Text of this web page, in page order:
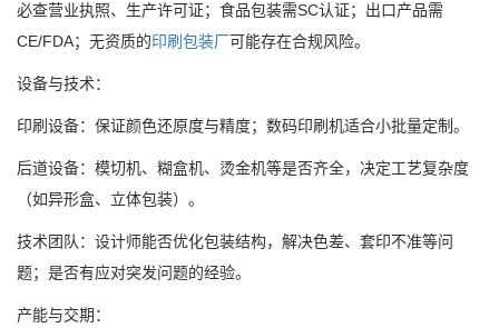
必查营业执照、生产许可证；食品包装需SC认证；出口产品需
CE/FDA；无资质的印刷包装厂可能存在合规风险。
设备与技术：
印刷设备：保证颜色还原度与精度；数码印刷机适合小批量定制。
后道设备：模切机、糊盒机、烫金机等是否齐全，决定工艺复杂度
（如异形盒、立体包装）。
技术团队：设计师能否优化包装结构，解决色差、套印不准等问
题；是否有应对突发问题的经验。
产能与交期：